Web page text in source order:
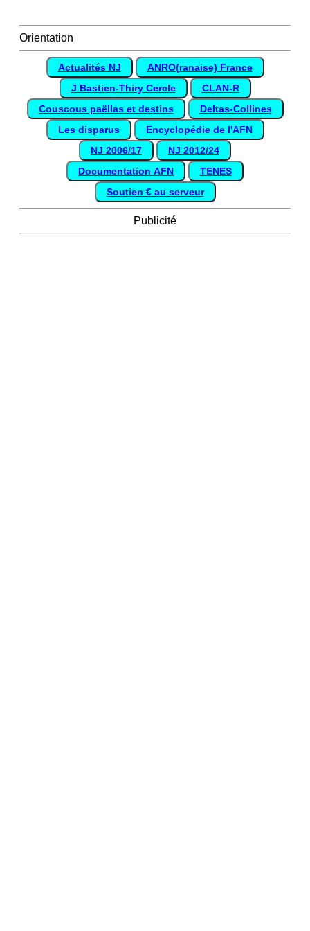
Orientation
Actualités NJ
ANRO(ranaise) France
J Bastien-Thiry Cercle
CLAN-R
Couscous paëllas et destins
Deltas-Collines
Les disparus
Encyclopédie de l'AFN
NJ 2006/17
NJ 2012/24
Documentation AFN
TENES
Soutien € au serveur
Publicité